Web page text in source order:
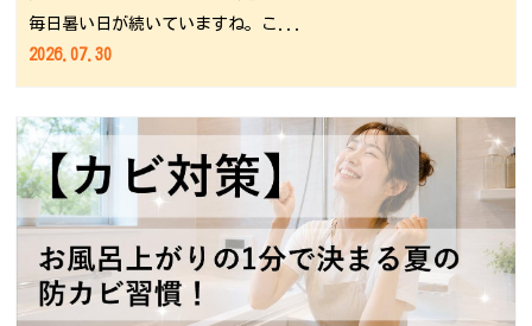
毎日暑い日が続いていますね。こ...
2026.07.30